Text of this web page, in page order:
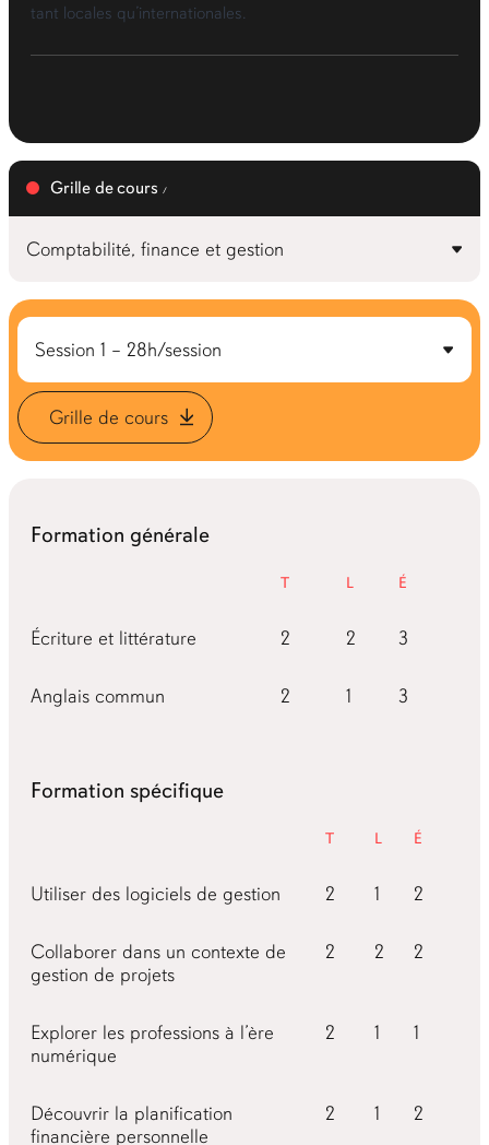
tant locales qu’internationales.
Grille de cours
Grille de cours
Formation générale
Théorie Labos
Écriture et littérature 2 2 3
Anglais commun 2 1 3
Formation spécifique
Théorie Labos
Utiliser des logiciels de gestion 2 1 2
Collaborer dans un contexte de
gestion de projets
2 2 2
Explorer les professions à l’ère
numérique
2 1 1
Découvrir la planification
financière personnelle
2 1 2